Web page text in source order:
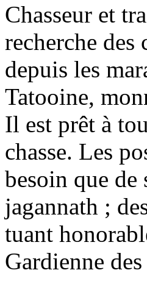
Chasseur et
recherche des
depuis les
Tatooine,
Il est prêt à
chasse. Les
besoin que de
jagannath ;
tuant
Gardienne